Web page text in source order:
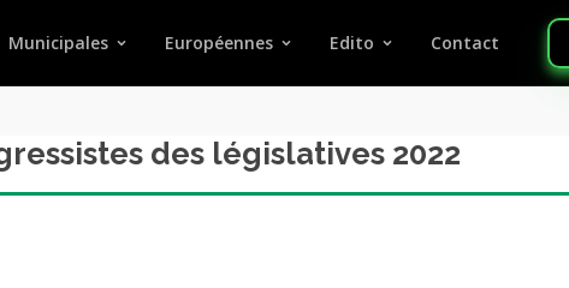
Municipales Européennes Edito Contact
des législatives 2022